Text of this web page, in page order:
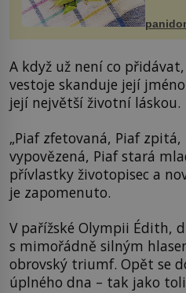
A když už není co
vestoje skanduje její
její největší životní láskou.
„Piaf zfetovaná, Piaf zpitá,
vypovězená, Piaf stará
přívlastky životopisec a
je zapomenuto.
V pařížské Olympii Édith,
s mimořádně silným
obrovský triumf. Opět se
úplného dna – tak jako